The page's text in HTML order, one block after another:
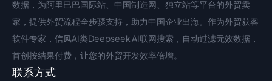
数据，为阿里巴巴国际站、中国制造网、独立站等平台的外贸卖
家，提供外贸流程全步骤支持，助力中国企业出海。作为外贸获客
软件专家，信风AI类Deepseek AI联网搜索，自动过滤无效数据，
首创按结果付费，让您的外贸开发效率倍增。
联系方式